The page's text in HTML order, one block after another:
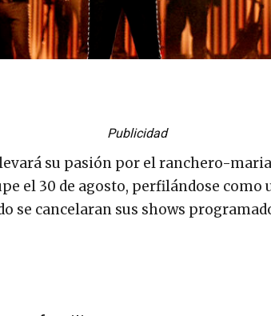
Publicidad
su pasión por el ranchero-
el 30 de agosto, perfilándose como
se cancelaran sus shows